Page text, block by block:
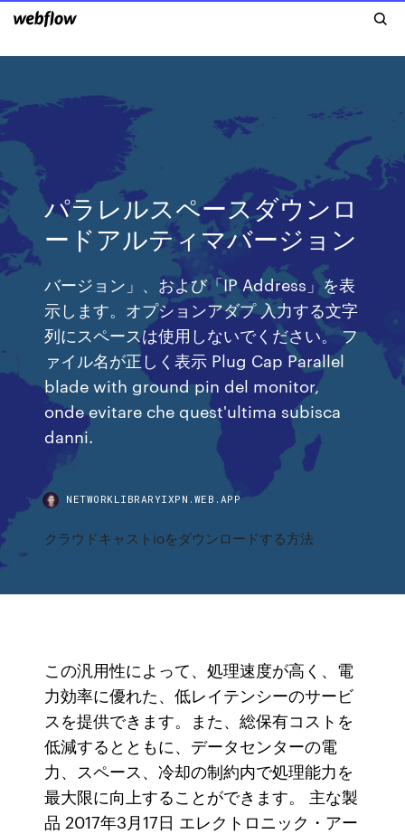
パラレルスペースダウンロ
ードアルティマバージョン
バージョン」、および「IP Address」を表
示します。オプションアダプ 入力する文字
列にスペースは使用しないでください。 フ
ァイル名が正しく表示 Plug Cap Parallel
blade with ground pin del monitor,
onde evitare che quest'ultima subisca
danni.
NETWORKLIBRARYIXPN.WEB.APP
クラウドキャストioをダウンロードする方法
この汎用性によって、処理速度が高く、電
力効率に優れた、低レイテンシーのサービ
スを提供できます。また、総保有コストを
低減するとともに、データセンターの電
力、スペース、冷却の制約内で処理能力を
最大限に向上することができます。 主な製
品 2017年3月17日 エレクトロニック・アー